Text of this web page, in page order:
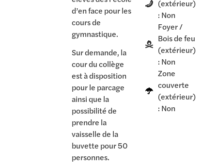
d’en face pour les
cours de
gymnastique.
Sur demande, la
cour du collège
est à disposition
pour le parcage
ainsi que la
possibilité de
prendre la
vaisselle de la
buvette pour 50
personnes.
(extérieur)
: Non
Foyer /
Bois de feu
(extérieur)
: Non
Zone
couverte
(extérieur)
: Non